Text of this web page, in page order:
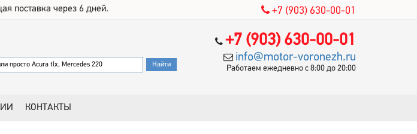
поставка через 6 дней. +7 (903) 630-00-01
+7 (903) 630-00-01
info@motor-voronezh.ru
Работаем ежедневно с 8:00 до 20:00
КОНТАКТЫ